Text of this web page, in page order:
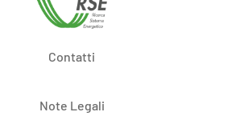
Contatti
Note Legali